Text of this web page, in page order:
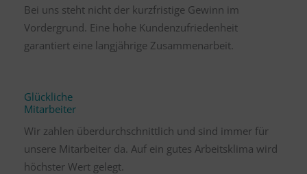
Bei uns steht nicht der kurzfristige Gewinn im
Vordergrund. Eine hohe Kundenzufriedenheit
garantiert eine langjährige Zusammenarbeit.
Glückliche
Mitarbeiter
Wir zahlen überdurchschnittlich und sind immer für
unsere Mitarbeiter da. Auf ein gutes Arbeitsklima wird
höchster Wert gelegt.